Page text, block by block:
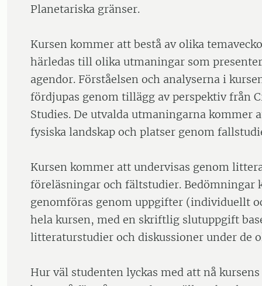
Planetariska gränser.
Kursen kommer att bestå av olika
härledas till olika utmaningar som
agendor. Förståelsen och analyserna i
fördjupas genom tillägg av perspektiv från
Studies. De utvalda utmaningarna kommer
fysiska landskap och platser genom
Kursen kommer att undervisas genom
föreläsningar och fältstudier. Bedömningar
genomföras genom uppgifter (individuellt
hela kursen, med en skriftlig slutuppgift
litteraturstudier och diskussioner under de
Hur väl studenten lyckas med att nå